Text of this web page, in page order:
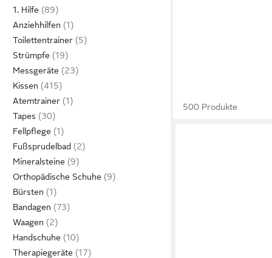
1. Hilfe
Anziehhilfen
Toilettentrainer
Strümpfe
Messgeräte
Kissen
Atemtrainer
Tapes
Fellpflege
Fußsprudelbad
Mineralsteine
Orthopädische Schuhe
Bürsten
Bandagen
Waagen
Handschuhe
Therapiegeräte
500 Produkte